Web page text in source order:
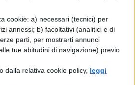
cookie: a) necessari (tecnici) per
annessi; b) facoltativi (analitici e di
parti, per mostrarti annunci
tue abitudini di navigazione) previo
dalla relativa cookie policy, leggi
- e non si fa altro,
del sangue di un
dello stato! Niente,
parola, quando era